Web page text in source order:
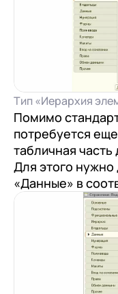
Тип «Иерархия
Помимо
потребуется
табличная
Для этого нужно
«Данные» в
Я даю
в
Я даю
в
в